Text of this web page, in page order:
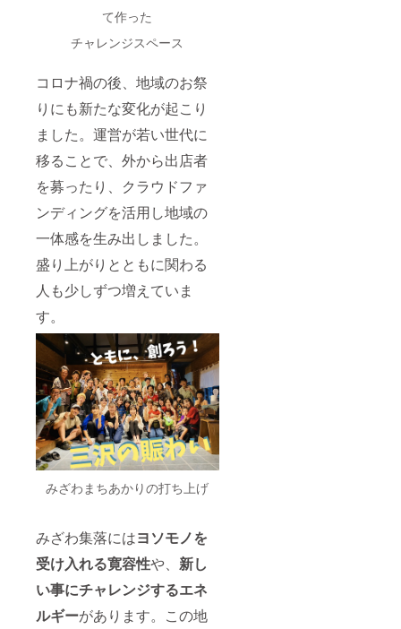
て作った
チャレンジスペース
コロナ禍の後、地域のお祭
りにも新たな変化が起こり
ました。運営が若い世代に
移ることで、外から出店者
を募ったり、クラウドファ
ンディングを活用し地域の
一体感を生み出しました。
盛り上がりとともに関わる
人も少しずつ増えていま
す。
みざわまちあかりの打ち上げ
みざわ集落にはヨソモノを
受け入れる寛容性や、 新し
い事にチャレンジするエネ
ルギーがあります。この地